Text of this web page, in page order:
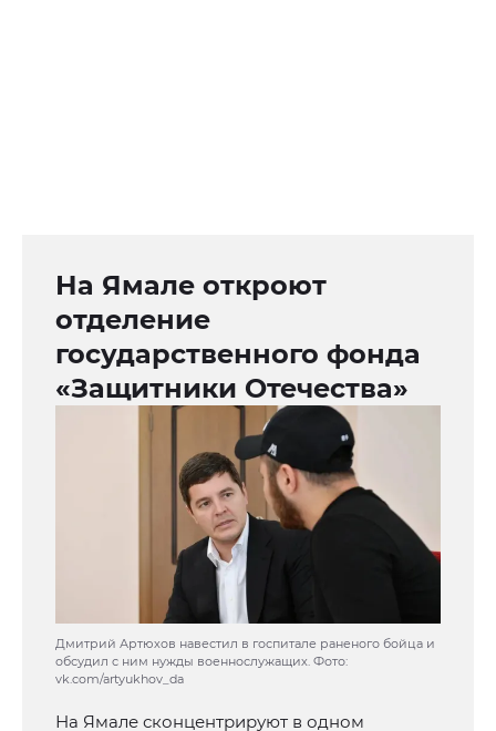
На Ямале откроют
отделение
государственного фонда
«Защитники Отечества»
Дмитрий Артюхов навестил в госпитале раненого бойца и
обсудил с ним нужды военнослужащих. Фото:
vk.com/artyukhov_da
На Ямале сконцентрируют в одном